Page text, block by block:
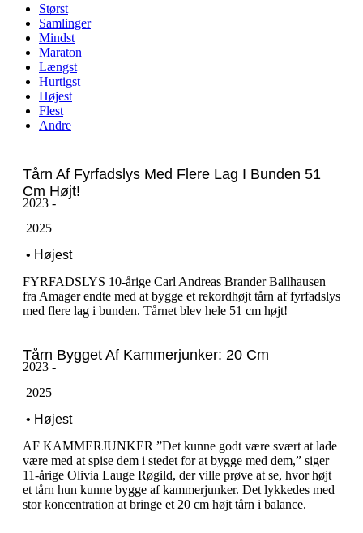
Størst
Samlinger
Mindst
Maraton
Længst
Hurtigst
Højest
Flest
Andre
Tårn Af Fyrfadslys Med Flere Lag I Bunden 51
Cm Højt!
2023 -
‎ ‎2025
‎ ‎• Højest
FYRFADSLYS 10-årige Carl Andreas Brander Ballhausen
fra Amager endte med at bygge et rekordhøjt tårn af fyrfadslys
med flere lag i bunden. Tårnet blev hele 51 cm højt!
Tårn Bygget Af Kammerjunker: 20 Cm
2023 -
‎ ‎2025
‎ ‎• Højest
AF KAMMERJUNKER ”Det kunne godt være svært at lade
være med at spise dem i stedet for at bygge med dem,” siger
11-årige Olivia Lauge Røgild, der ville prøve at se, hvor højt
et tårn hun kunne bygge af kammerjunker. Det lykkedes med
stor koncentration at bringe et 20 cm højt tårn i balance.